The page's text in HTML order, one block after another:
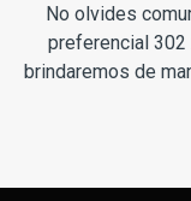
No olvides
preferencial
brindaremos de